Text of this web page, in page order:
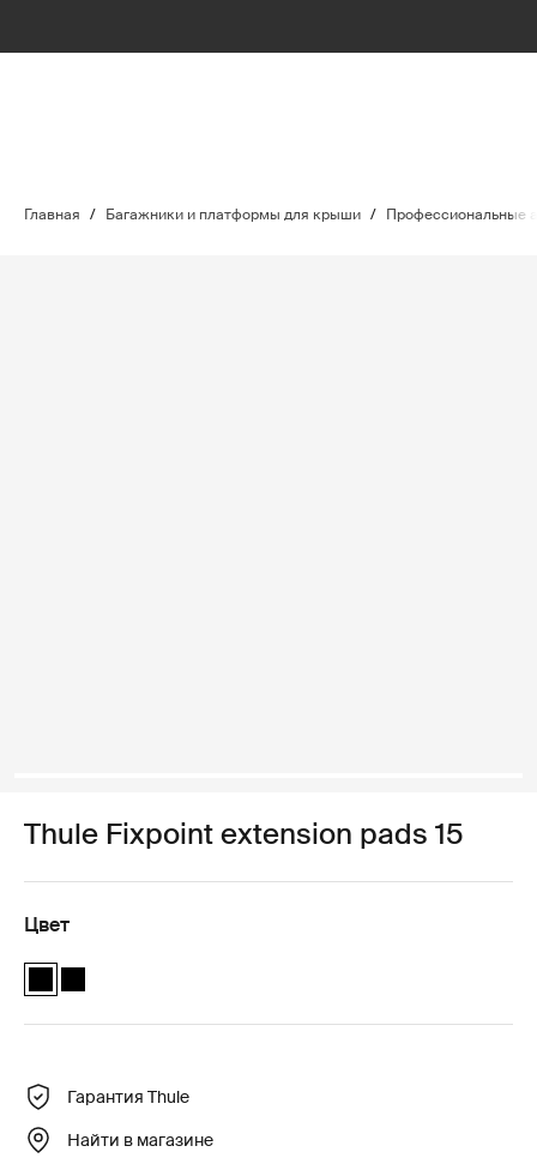
Главная / Багажники и платформы для крыши / Профессиональные
Thule Fixpoint extension pads 15
Цвет
Thule Fixpoint extension pads Чёрный (selected)
Thule Fixpoint extension pads Чёрный
Гарантия Thule
Найти в магазине